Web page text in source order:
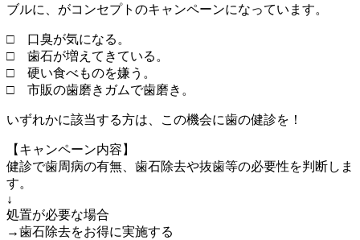
ブルに、がコンセプトのキャンペーンになっています。
□ 口臭が気になる。
□ 歯石が増えてきている。
□ 硬い食べものを嫌う。
□ 市販の歯磨きガムで歯磨き。
いずれかに該当する方は、この機会に歯の健診を！
【キャンペーン内容】
健診で歯周病の有無、歯石除去や抜歯等の必要性を判断しま
す。
↓
処置が必要な場合
→歯石除去をお得に実施する